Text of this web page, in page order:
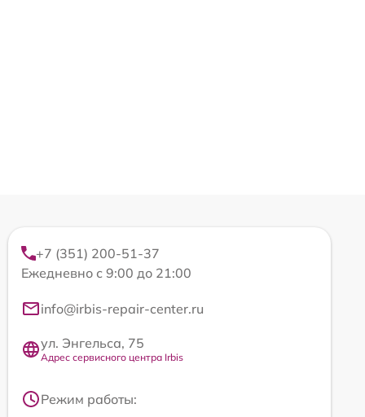
+7 (351) 200-51-37
Ежедневно с 9:00 до 21:00
info@irbis-repair-center.ru
ул. Энгельса, 75
Адрес сервисного центра Irbis
Режим работы: